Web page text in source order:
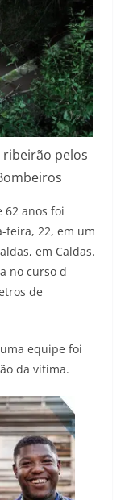
pelos
anos foi
feira, 22, em um
em Caldas.
no curso d
de
equipe foi
da vítima.